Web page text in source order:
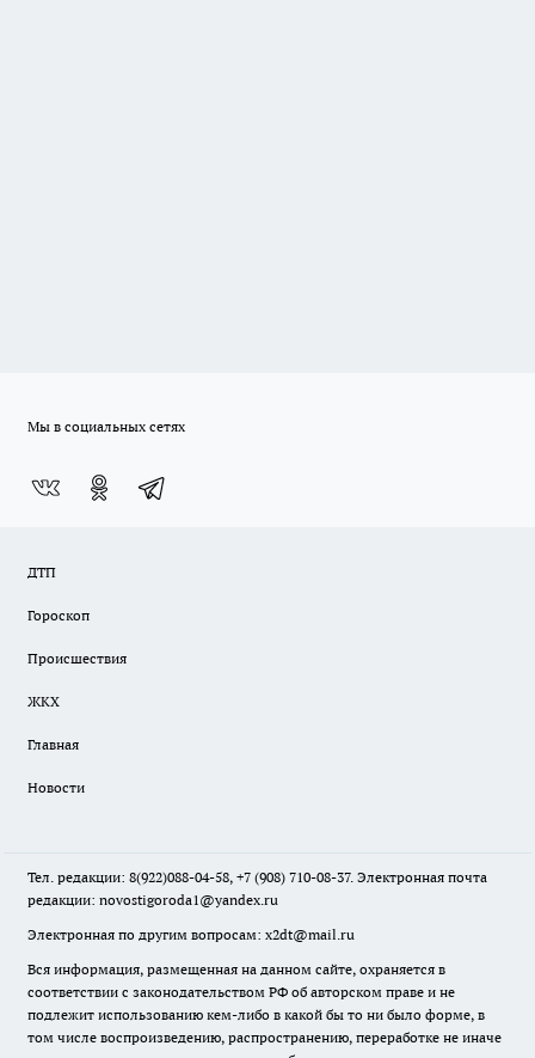
Мы в социальных сетях
ДТП
Гороскоп
Происшествия
ЖКХ
Главная
Новости
Тел. редакции: 8(922)088-04-58, +7 (908) 710-08-37. Электронная почта
редакции: novostigoroda1@yandex.ru
Электронная по другим вопросам: x2dt@mail.ru
Вся информация, размещенная на данном сайте, охраняется в
соответствии с законодательством РФ об авторском праве и не
подлежит использованию кем-либо в какой бы то ни было форме, в
том числе воспроизведению, распространению, переработке не иначе